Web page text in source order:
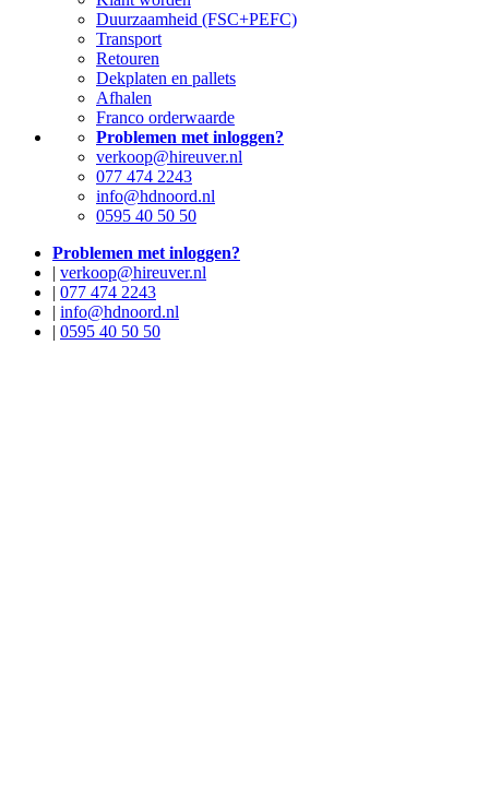
Duurzaamheid (FSC+PEFC)
Transport
Retouren
Dekplaten en pallets
Afhalen
Franco orderwaarde
Problemen met inloggen?
verkoop@hireuver.nl
077 474 2243
info@hdnoord.nl
0595 40 50 50
Problemen met inloggen?
| verkoop@hireuver.nl
| 077 474 2243
| info@hdnoord.nl
| 0595 40 50 50